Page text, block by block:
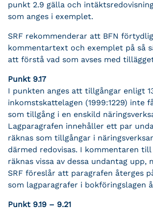
punkt 2.9 gälla och
som anges i exemplet.
SRF rekommenderar att BFN
kommentartext och exemplet på så
att förstå vad som avses med
Punkt 9.17
I punkten anges att tillgångar enligt
inkomstskattelagen (1999:1229) inte
som tillgång i en enskild
Lagparagrafen innehåller ett par
räknas som tillgångar i
därmed redovisas. I kommentaren
räknas vissa av dessa undantag upp,
SRF föreslår att paragrafen återges
som lagparagrafer i bokföringslagen
Punkt 9.19 – 9.21